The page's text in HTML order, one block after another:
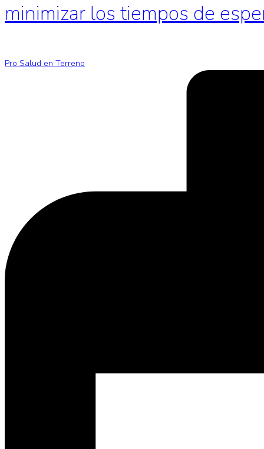
minimizar los tiempos de
Pro Salud en Terreno